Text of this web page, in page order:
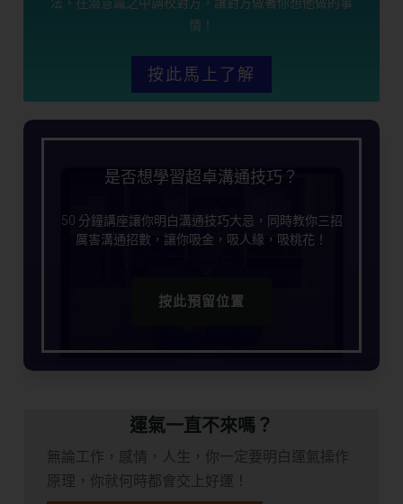
情！
按此馬上了解
是否想學習超卓溝通技巧？
50 分鐘講座讓你明白溝通技巧大忌，同時教你三招
厲害溝通招數，讓你吸金，吸人緣，吸桃花！
按此預留位置
運氣一直不來嗎？
無論工作，感情，人生，你一定要明白運氣操作
原理，你就何時都會交上好運！